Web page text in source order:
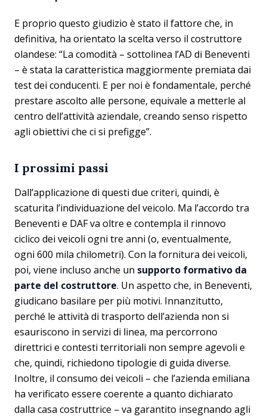
E proprio questo giudizio è stato il fattore che, in
definitiva, ha orientato la scelta verso il costruttore
olandese: “La comodità – sottolinea l’AD di Beneventi
– è stata la caratteristica maggiormente premiata dai
test dei conducenti. E per noi è fondamentale, perché
prestare ascolto alle persone, equivale a metterle al
centro dell’attività aziendale, creando senso rispetto
agli obiettivi che ci si prefigge”.
I prossimi passi
Dall’applicazione di questi due criteri, quindi, è
scaturita l’individuazione del veicolo. Ma l’accordo tra
Beneventi e DAF va oltre e contempla il rinnovo
ciclico dei veicoli ogni tre anni (o, eventualmente,
ogni 600 mila chilometri). Con la fornitura dei veicoli,
poi, viene incluso anche un supporto formativo da
parte del costruttore. Un aspetto che, in Beneventi,
giudicano basilare per più motivi. Innanzitutto,
perché le attività di trasporto dell’azienda non si
esauriscono in servizi di linea, ma percorrono
direttrici e contesti territoriali non sempre agevoli e
che, quindi, richiedono tipologie di guida diverse.
Inoltre, il consumo dei veicoli – che l’azienda emiliana
ha verificato essere coerente a quanto dichiarato
dalla casa costruttrice – va garantito insegnando agli